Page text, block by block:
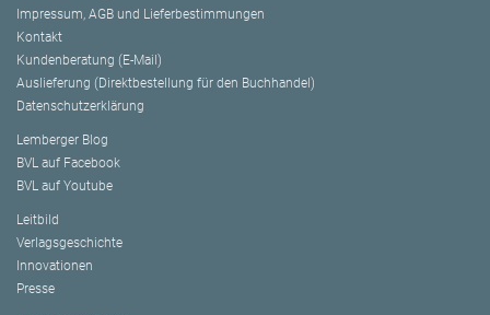
Impressum, AGB und Lieferbestimmungen
Kontakt
Kundenberatung (E-Mail)
Auslieferung (Direktbestellung für den Buchhandel)
Datenschutzerklärung
Lemberger Blog
BVL auf Facebook
BVL auf Youtube
Leitbild
Verlagsgeschichte
Innovationen
Presse